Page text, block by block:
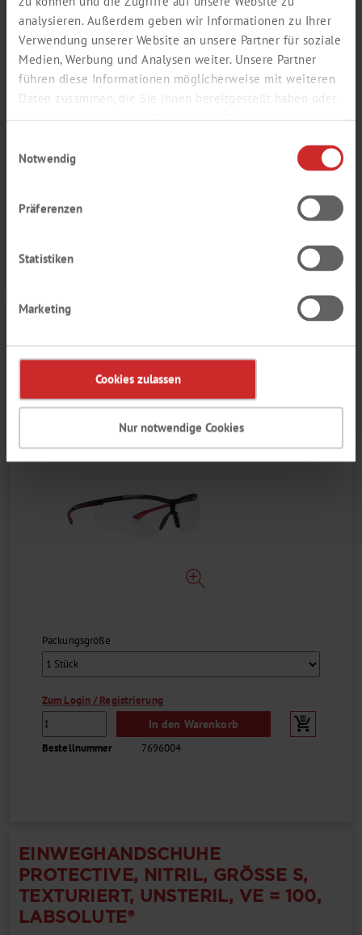
analysieren. Außerdem geben wir Informationen zu Ihrer
Verwendung unserer Website an unsere Partner für soziale
Medien, Werbung und Analysen weiter. Unsere Partner
führen diese Informationen möglicherweise mit weiteren
Daten zusammen, die Sie ihnen bereitgestellt haben oder
die sie im Rahmen Ihrer Nutzung der Dienste gesammelt
Notwendig
Präferenzen
Statistiken
Marketing
Cookies zulassen
Nur notwendige Cookies
Packungsgröße
Zum Login / Registrierung
SCHUTZBRILLE LITE,
SCHWARZ/ROT, SCHEIBE FARBLOS,
UV 2-1.2, LABSOLUTE®
Packungsgröße
Zum Login / Registrierung
In den Warenkorb
Bestellnummer 7696004
EINWEGHANDSCHUHE
PROTECTIVE, NITRIL, GRÖSSE S, T
EXTURIERT, UNSTERIL, VE = 100, L
ABSOLUTE®